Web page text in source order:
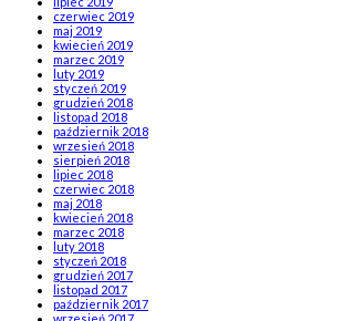
czerwiec 2019
maj 2019
kwiecień 2019
marzec 2019
luty 2019
styczeń 2019
grudzień 2018
listopad 2018
październik 2018
wrzesień 2018
sierpień 2018
lipiec 2018
czerwiec 2018
maj 2018
kwiecień 2018
marzec 2018
luty 2018
styczeń 2018
grudzień 2017
listopad 2017
październik 2017
wrzesień 2017